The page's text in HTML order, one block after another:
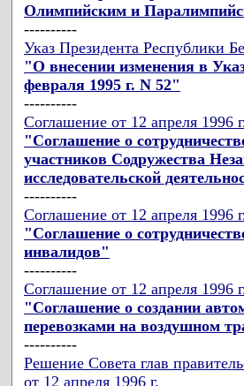
Олимпийским и
----------
Указ Президента Республики
"О внесении изменения в
февраля 1995 г. N 52"
----------
Соглашение от 12 апреля 1996
"Соглашение о
участников Содружества
исследовательской
----------
Соглашение от 12 апреля 1996
"Соглашение о
инвалидов"
----------
Соглашение от 12 апреля 1996
"Соглашение о создании
перевозками на воздушном
----------
Решение Совета глав
от 12 апреля 1996 г.